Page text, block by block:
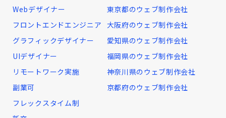
Webデザイナー
フロントエンドエンジニア
グラフィックデザイナー
UIデザイナー
リモートワーク実施
副業可
フレックスタイム制
東京都のウェブ制作会社
大阪府のウェブ制作会社
愛知県のウェブ制作会社
福岡県のウェブ制作会社
神奈川県のウェブ制作会社
京都府のウェブ制作会社